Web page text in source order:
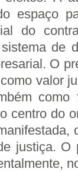
espaço
do
de
O
valor
centro do
justiça. O